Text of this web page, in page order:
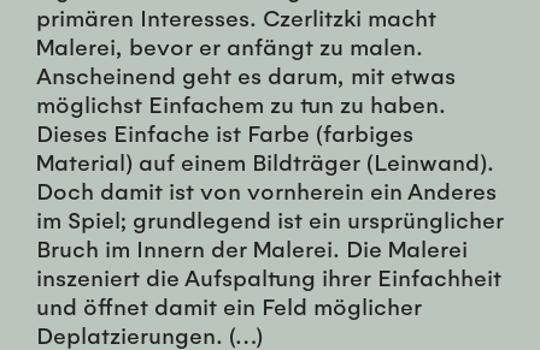
primären Interesses. Czerlitzki macht
Malerei, bevor er anfängt zu malen.
Anscheinend geht es darum, mit etwas
möglichst Einfachem zu tun zu haben.
Dieses Einfache ist Farbe (farbiges
Material) auf einem Bildträger (Leinwand).
Doch damit ist von vornherein ein Anderes
im Spiel; grundlegend ist ein ursprünglicher
Bruch im Innern der Malerei. Die Malerei
inszeniert die Aufspaltung ihrer Einfachheit
und öffnet damit ein Feld möglicher
Deplatzierungen. (…)